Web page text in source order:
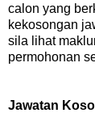
calon yang
kekosongan
sila lihat
permohonan
Jawatan